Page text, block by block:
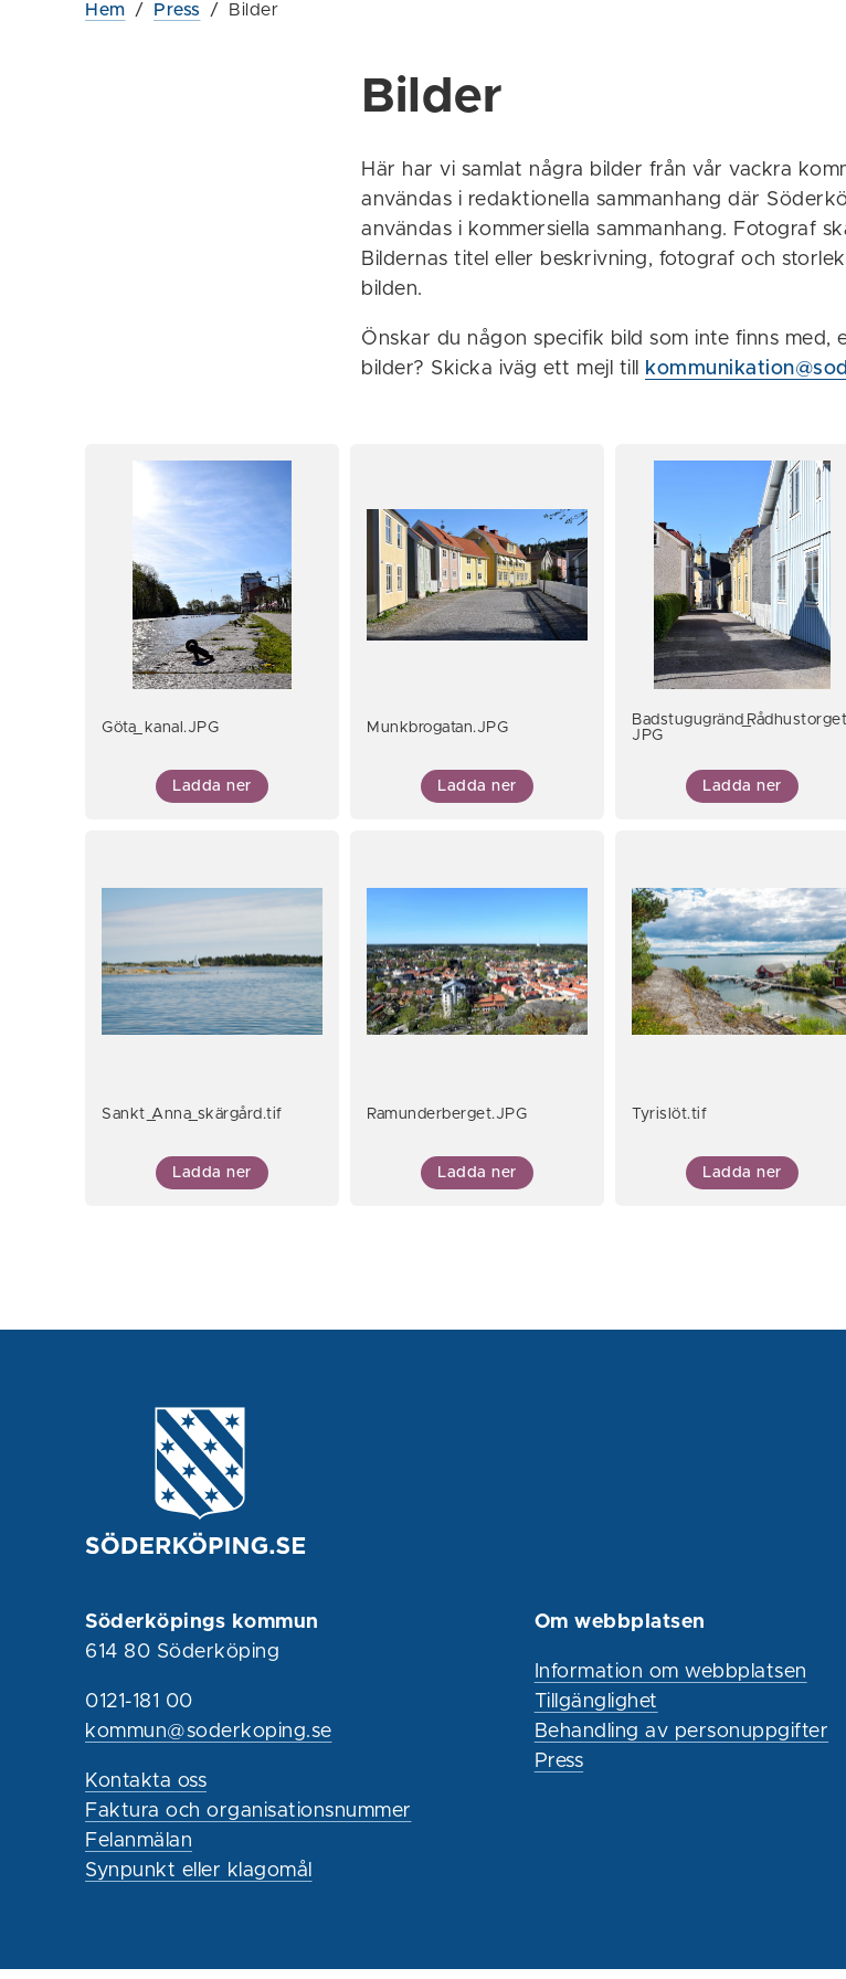
Hem / Press / Bilder
Bilder
Här har vi samlat några bilder från vår vackra
användas i redaktionella sammanhang där
användas i kommersiella sammanhang. Fotograf
Bildernas titel eller beskrivning, fotograf och
bilden.
Önskar du någon specifik bild som inte finns med,
bilder? Skicka iväg ett mejl till
Göta_kanal.JPG
Ladda ner
Munkbrogatan.JPG
Ladda ner
JPG
Ladda ner
Sankt_Anna_skärgård.tif
Ladda ner
Ramunderberget.JPG
Ladda ner
Tyrislöt.tif
Ladda ner
Söderköpings kommun
614 80 Söderköping
0121-181 00
kommun@soderkoping.se
Kontakta oss
Faktura och organisationsnummer
Felanmälan
Synpunkt eller klagomål
Om webbplatsen
Information om webbplatsen
Tillgänglighet
Behandling av personuppgifter
Press